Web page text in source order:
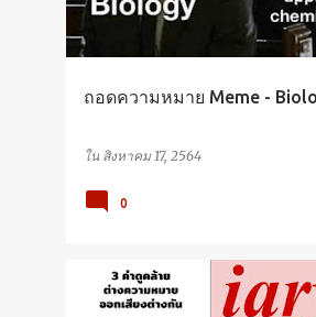
ถอดความหมาย Meme -
ใน สิงหาคม 17, 2564
0
ENGLISH VOCABULARY